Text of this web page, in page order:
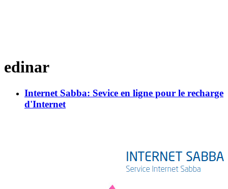
edinar
Internet Sabba: Sevice en ligne pour le recharge
d'Internet